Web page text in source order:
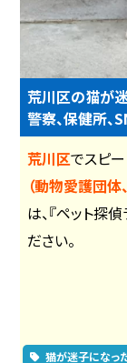
荒川区の猫が
警察、保健所、
荒川区でスピ
（動物愛護団体
は、『ペット探
ださい。
猫が迷子になっ